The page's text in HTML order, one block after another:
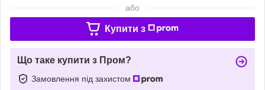
або
Купити з
Що таке купити з Пром?
Замовлення під захистом